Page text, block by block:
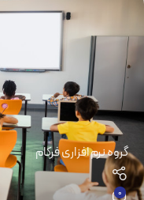
گروه نرم افزاری فرکام
0